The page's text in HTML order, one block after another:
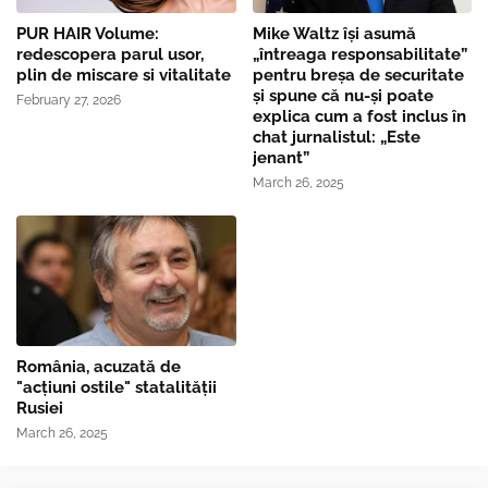
PUR HAIR Volume:
redescopera parul usor,
plin de miscare si vitalitate
February 27, 2026
Mike Waltz îşi asumă
„întreaga responsabilitate”
pentru breşa de securitate
și spune că nu-și poate
explica cum a fost inclus în
chat jurnalistul: „Este
jenant”
March 26, 2025
România, acuzată de
"acțiuni ostile" statalității
Rusiei
March 26, 2025